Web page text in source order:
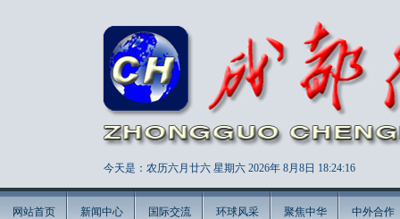
今天是：农历六月廿六 星期六 2026年 8月8日 18:24:17
网站首页
新闻中心
国际交流
环球风采
聚焦中华
中外合作